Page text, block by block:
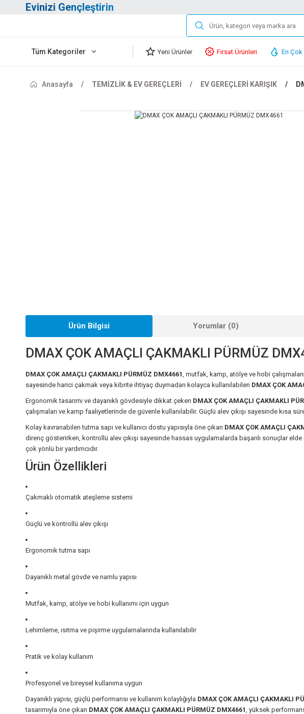
Evinizi Gençleştirin
Tüm Kategoriler Yeni Ürünler Fırsat Ürünleri En
Anasayfa TEMİZLİK & EV GEREÇLERİ EV GEREÇLERİ KARIŞIK
Ürün Bilgisi Yorumlar (0)
DMAX ÇOK AMAÇLI ÇAKMAKLI PÜRMÜZ
DMAX ÇOK AMAÇLI ÇAKMAKLI PÜRMÜZ DMX4661, mutfak, kamp, atölye ve hobi
sayesinde harici çakmak veya kibrite ihtiyaç duymadan kolayca kullanılabilen DMAX ÇOK
Ergonomik tasarımı ve dayanıklı gövdesiyle dikkat çeken DMAX ÇOK AMAÇLI ÇAKMAKLI
çalışmaları ve kamp faaliyetlerinde de güvenle kullanılabilir. Güçlü alev çıkışı sayesinde kısa
Kolay kavranabilen tutma sapı ve kullanıcı dostu yapısıyla öne çıkan DMAX ÇOK AMAÇLI
direnç gösterirken, kontrollü alev çıkışı sayesinde hassas uygulamalarda başarılı sonuçlar elde
çok yönlü bir yardımcıdır.
Ürün Özellikleri
Çakmaklı otomatik ateşleme sistemi
Güçlü ve kontrollü alev çıkışı
Ergonomik tutma sapı
Dayanıklı metal gövde ve namlu yapısı
Mutfak, kamp, atölye ve hobi kullanımı için uygun
Lehimleme, ısıtma ve pişirme uygulamalarında kullanılabilir
Pratik ve kolay kullanım
Profesyonel ve bireysel kullanıma uygun
Dayanıklı yapısı, güçlü performansı ve kullanım kolaylığıyla DMAX ÇOK AMAÇLI ÇAKMAKLI
tasarımıyla öne çıkan DMAX ÇOK AMAÇLI ÇAKMAKLI PÜRMÜZ DMX4661, yüksek